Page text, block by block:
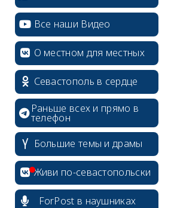
Все наши Видео
О местном для местных
Севастополь в сердце
Раньше всех и прямо в
телефон
Большие темы и драмы
Живи по-севастопольски
ForPost в наушниках
erid: 2SDnjcrDNw6